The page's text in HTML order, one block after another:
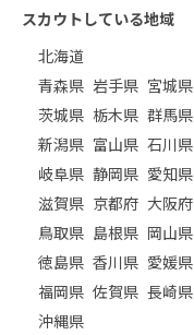
スカウトしている地域
北海道
青森県 岩手県 宮城県
茨城県 栃木県 群馬県
新潟県 富山県 石川県
岐阜県 静岡県 愛知県
滋賀県 京都府 大阪府
鳥取県 島根県 岡山県
徳島県 香川県 愛媛県
福岡県 佐賀県 長崎県
沖縄県